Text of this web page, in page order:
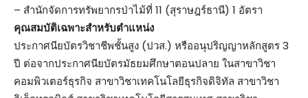
– สำนักจัดการทรัพยากรป่าไม้ที่ 11 (สุราษฎร์ธานี) 1 อัตรา
คุณสมบัติเฉพาะสำหรับตำแหน่ง
ประกาศนียบัตรวิชาชีพชั้นสูง (ปวส.) หรืออนุปริญญาหลักสูตร 3
ปี ต่อจากประกาศนียบัตรมัธยมศึกษาตอนปลาย ในสาขาวิชา
คอมพิวเตอร์ธุรกิจ สาขาวิชาเทคโนโลยีธุรกิจดิจิทัล สาขาวิชา